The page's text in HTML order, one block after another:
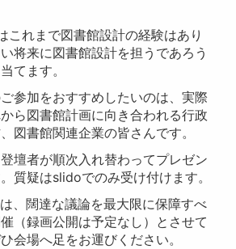
これまで図書館設計の経験はあり
将来に図書館設計を担うであろう
てます。
参加をおすすめしたいのは、実際
ら図書館計画に向き合われる行政
図書館関連企業の皆さんです。
壇者が順次入れ替わってプレゼン
質疑はslidoでのみ受け付けます。
、闊達な議論を最大限に保障すべ
（録画公開は予定なし）とさせて
会場へ足をお運びください。